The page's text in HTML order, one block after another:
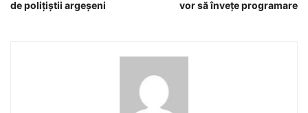
de polițiștii argeșeni
vor să învețe programare